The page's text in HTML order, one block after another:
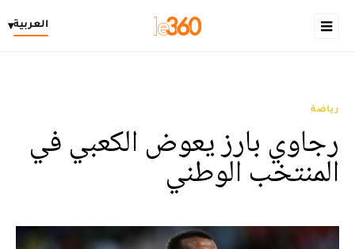
العربية▾
رياضة
رجاوي بارز يعوض الكعبي في
المنتخب الوطني